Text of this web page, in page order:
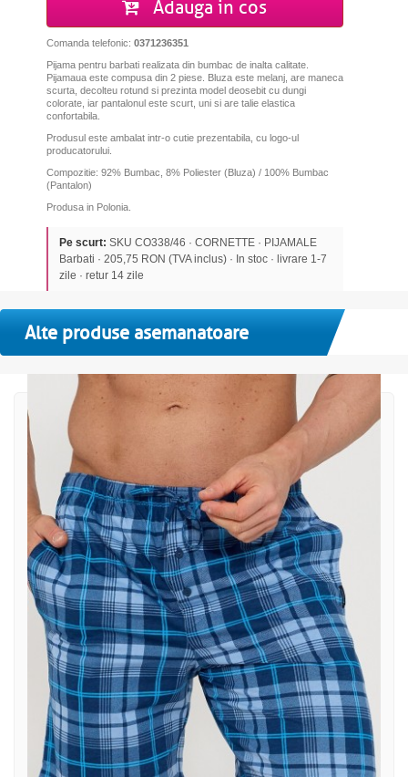
Adauga in cos
Comanda telefonic: 0371236351
Pijama pentru barbati realizata din bumbac de inalta calitate.
Pijamaua este compusa din 2 piese. Bluza este melanj, are maneca
scurta, decolteu rotund si prezinta model deosebit cu dungi
colorate, iar pantalonul este scurt, uni si are talie elastica
confortabila.
Produsul este ambalat intr-o cutie prezentabila, cu logo-ul
producatorului.
Compozitie: 92% Bumbac, 8% Poliester (Bluza) / 100% Bumbac
(Pantalon)
Produsa in Polonia.
Pe scurt: SKU CO338/46 · CORNETTE · PIJAMALE
Barbati · 205,75 RON (TVA inclus) · In stoc · livrare 1-7
zile · retur 14 zile
Alte produse asemanatoare